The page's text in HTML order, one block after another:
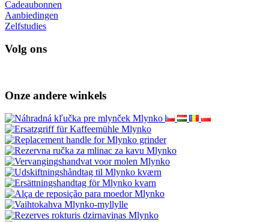
Cadeaubonnen
Aanbiedingen
Zelfstudies
Volg ons
Onze andere winkels